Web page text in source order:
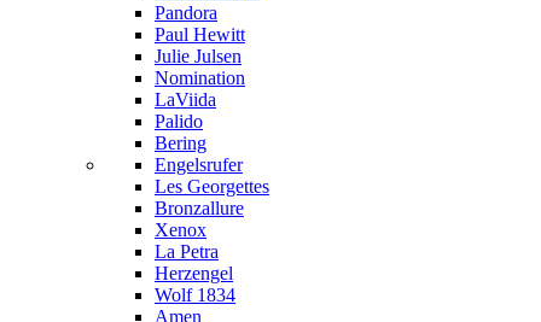
Pandora
Paul Hewitt
Julie Julsen
Nomination
LaViida
Palido
Bering
Engelsrufer
Les Georgettes
Bronzallure
Xenox
La Petra
Herzengel
Wolf 1834
Amen